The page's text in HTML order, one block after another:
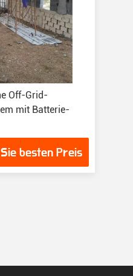
Off-Grid-
mit Batterie-
besten Preis